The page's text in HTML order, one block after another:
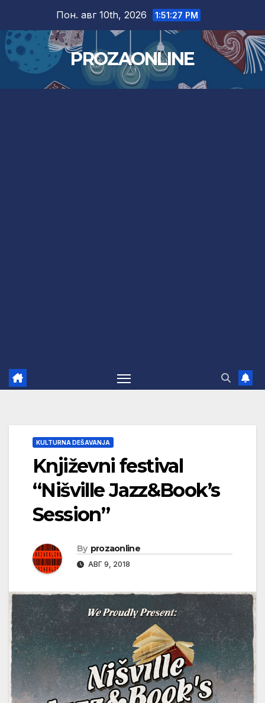
content
Пон. авг 10th, 2026 1:51:28 PM
PROZAONLINE
KULTURNA DEŠAVANJA
Književni festival
“Nišville Jazz&Book’s
Session”
By prozaonline
АВГ 9, 2018